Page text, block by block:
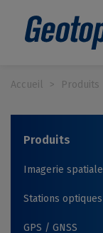
Accueil > Produits
Produits
Imagerie spatiale
Stations optiques
GPS / GNSS